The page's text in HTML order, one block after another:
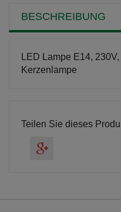
BESCHREIBUNG
LED Lampe E14,
Kerzenlampe
Teilen Sie dieses